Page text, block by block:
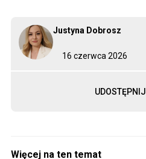
16 czerwca 2026
Justyna Dobrosz
UDOSTĘPNIJ